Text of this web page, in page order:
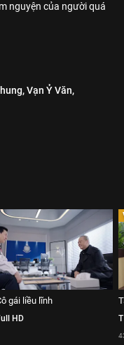
nguyện của người quá
Vạn Ỷ Văn,
gái liều lĩnh
HD